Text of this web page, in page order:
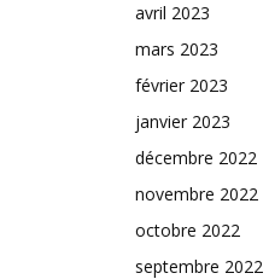
avril 2023
mars 2023
février 2023
janvier 2023
décembre 2022
novembre 2022
octobre 2022
septembre 2022